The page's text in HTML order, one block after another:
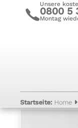
c
Unsere
0800 5
Montag
Startseite: Home